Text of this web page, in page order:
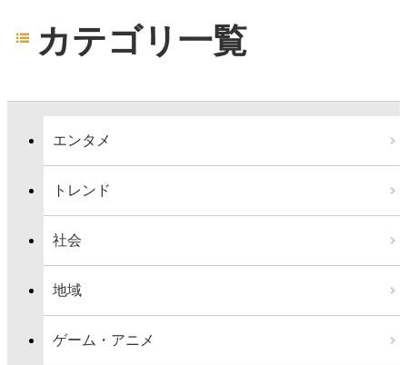
カテゴリ一覧
エンタメ
トレンド
社会
地域
ゲーム・アニメ